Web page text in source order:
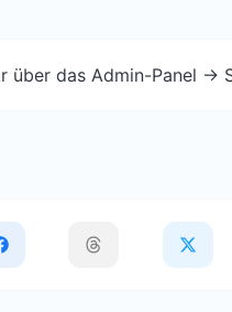
über das Admin-Panel -